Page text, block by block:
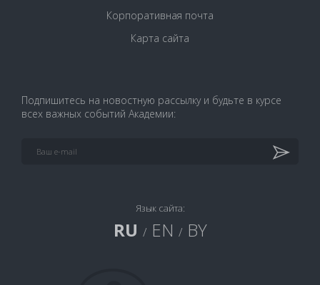
Корпоративная почта
Карта сайта
Подпишитесь на новостную рассылку и будьте в курсе
всех важных событий Академии:
Язык сайта:
RU / EN / BY